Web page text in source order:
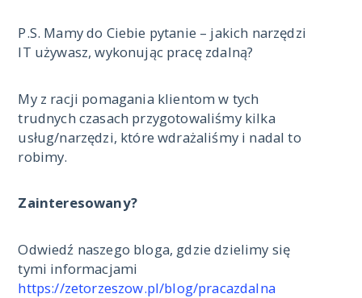
P.S. Mamy do Ciebie pytanie – jakich narzędzi
IT używasz, wykonując pracę zdalną?
My z racji pomagania klientom w tych
trudnych czasach przygotowaliśmy kilka
usług/narzędzi, które wdrażaliśmy i nadal to
robimy.
Zainteresowany?
Odwiedź naszego bloga, gdzie dzielimy się
tymi informacjami
https://zetorzeszow.pl/blog/pracazdalna